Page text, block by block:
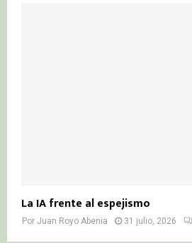
La IA frente al espejismo
Por Juan Royo Abenia 31 julio, 2026